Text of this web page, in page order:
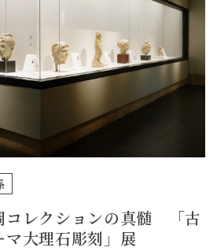
レクションの真髄 「古
大理石彫刻」展